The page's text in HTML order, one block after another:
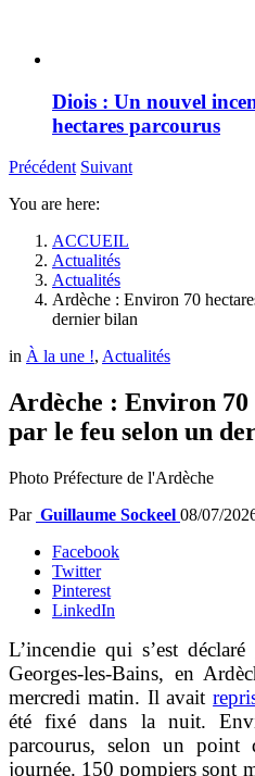
Diois : Un nouvel
hectares parcourus
Précédent Suivant
You are here:
ACCUEIL
Actualités
Actualités
Ardèche : Environ 70
dernier bilan
in À la une !, Actualités
Ardèche : Environ
par le feu selon un
Photo Préfecture de l'Ardèche
Par Guillaume Sockeel 08/07/
Facebook
Twitter
Pinterest
LinkedIn
L’incendie qui s’est déclaré
Georges-les-Bains, en
mercredi matin. Il avait
été fixé dans la nuit.
parcourus, selon un
journée. 150 pompiers sont